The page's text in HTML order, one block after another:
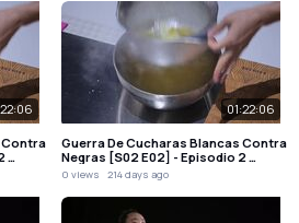
Contra
…
01:22:06
Guerra De Cucharas Blancas Contra
Negras [S02 E02] - Episodio 2 …
0 views 214 days ago